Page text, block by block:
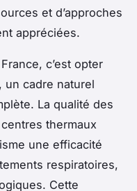
et d’approches
appréciées.
c’est opter
un cadre naturel
La qualité des
thermaux
une efficacité
respiratoires,
Cette